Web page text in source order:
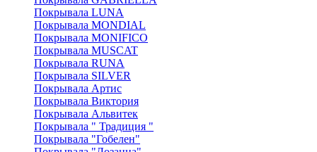
Покрывала LUNA
Покрывала MONDIAL
Покрывала MONIFICO
Покрывала MUSCAT
Покрывала RUNA
Покрывала SILVER
Покрывала Артис
Покрывала Виктория
Покрывала Альвитек
Покрывала " Традиция "
Покрывала "Гобелен"